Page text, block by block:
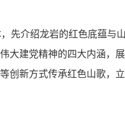
先介绍龙岩的红色底蕴与
大建党精神的四大内涵，
创新方式传承红色山歌，